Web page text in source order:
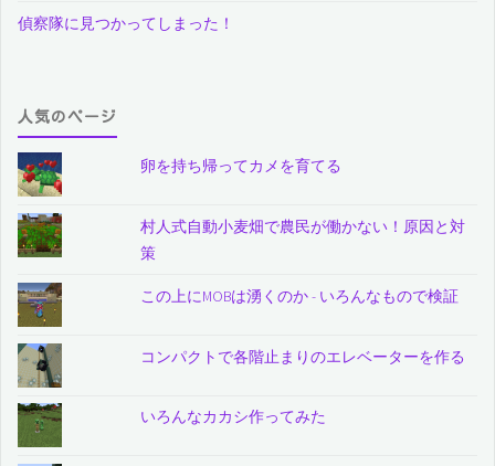
偵察隊に見つかってしまった！
人気のページ
卵を持ち帰ってカメを育てる
村人式自動小麦畑で農民が働かない！原因と対
策
この上にMOBは湧くのか - いろんなもので検証
コンパクトで各階止まりのエレベーターを作る
いろんなカカシ作ってみた